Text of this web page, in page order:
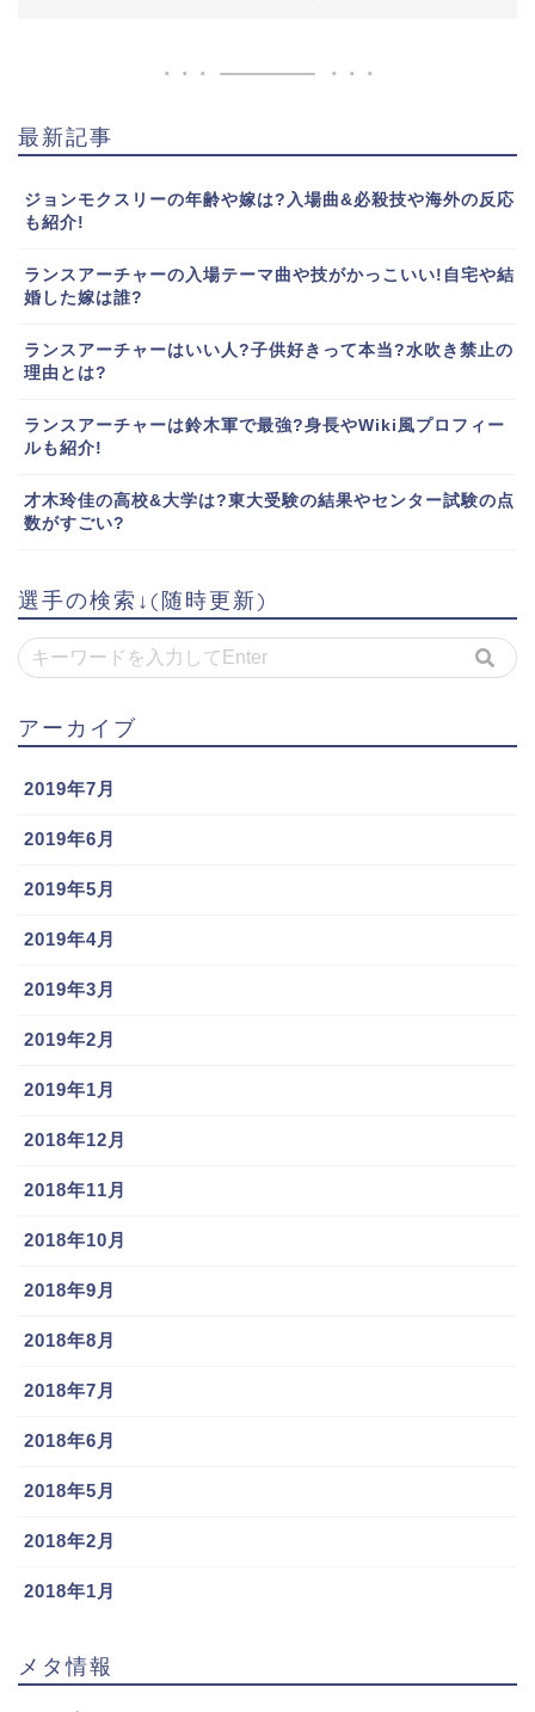
最新記事
ジョンモクスリーの年齢や嫁は?入場曲&必殺技や海外の反応
も紹介!
ランスアーチャーの入場テーマ曲や技がかっこいい!自宅や結
婚した嫁は誰?
ランスアーチャーはいい人?子供好きって本当?水吹き禁止の
理由とは?
ランスアーチャーは鈴木軍で最強?身長やWiki風プロフィー
ルも紹介!
才木玲佳の高校&大学は?東大受験の結果やセンター試験の点
数がすごい?
選手の検索↓(随時更新)
アーカイブ
2019年7月
2019年6月
2019年5月
2019年4月
2019年3月
2019年2月
2019年1月
2018年12月
2018年11月
2018年10月
2018年9月
2018年8月
2018年7月
2018年6月
2018年5月
2018年2月
2018年1月
メタ情報